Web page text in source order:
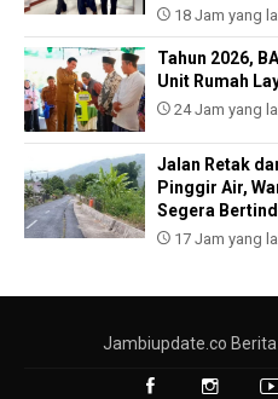
18 Jam yang
Tahun 2026,
Unit Rumah
24 Jam yang
Jalan Retak
Pinggir Air,
Segera
17 Jam yang
Jambiupdate.co